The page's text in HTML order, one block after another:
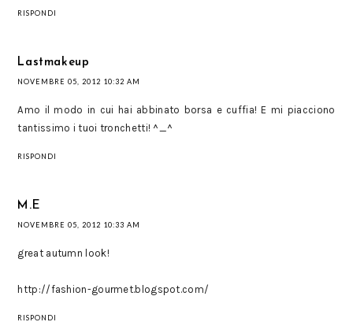
RISPONDI
Lastmakeup
NOVEMBRE 05, 2012 10:32 AM
Amo il modo in cui hai abbinato borsa e cuffia! E mi piacciono
tantissimo i tuoi tronchetti! ^_^
RISPONDI
M.E
NOVEMBRE 05, 2012 10:33 AM
great autumn look!
http://fashion-gourmet.blogspot.com/
RISPONDI